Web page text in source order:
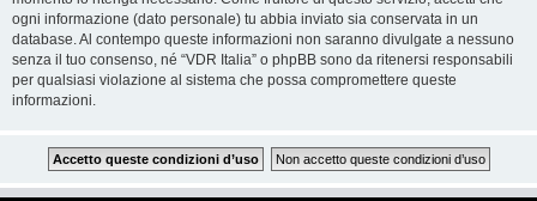
ogni informazione (dato personale) tu abbia inviato sia conservata in un
database. Al contempo queste informazioni non saranno divulgate a nessuno
senza il tuo consenso, né “VDR Italia” o phpBB sono da ritenersi responsabili
per qualsiasi violazione al sistema che possa compromettere queste
informazioni.